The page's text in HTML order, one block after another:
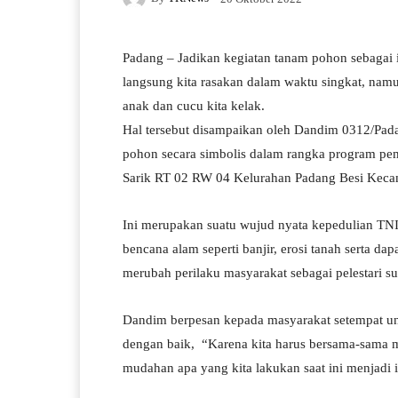
Padang – Jadikan kegiatan tanam pohon
langsung kita rasakan dalam waktu singkat,
anak dan cucu kita kelak.
Hal tersebut disampaikan oleh Dandim 0312/
pohon secara simbolis dalam rangka program
Sarik RT 02 RW 04 Kelurahan Padang Besi
Ini merupakan suatu wujud nyata kepedulian
bencana alam seperti banjir, erosi tanah serta
merubah perilaku masyarakat sebagai pelestari
Dandim berpesan kepada masyarakat setempat
dengan baik, “Karena kita harus bersama-
mudahan apa yang kita lakukan saat ini menjadi